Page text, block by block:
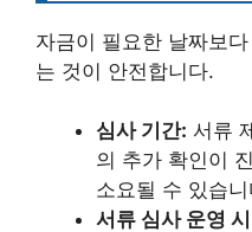
자금이 필요한 날짜보
는 것이 안전합니다.
심사 기간: 서류
의 추가 확인이
소요될 수 있습니
서류 심사 운영